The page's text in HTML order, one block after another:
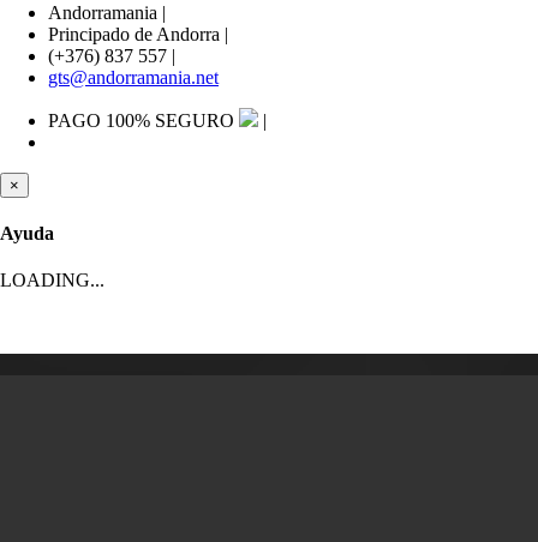
Andorramania |
Principado de Andorra |
(+376) 837 557 |
gts@andorramania.net
PAGO 100% SEGURO |
×
Ayuda
LOADING...